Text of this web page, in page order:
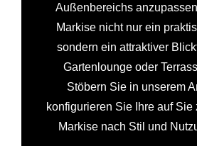
Außenbereichs
Markise nicht nur ein
sondern ein attraktiver
Gartenlounge oder
Stöbern Sie in unserem
konfigurieren Sie Ihre auf Sie
Markise nach Stil und